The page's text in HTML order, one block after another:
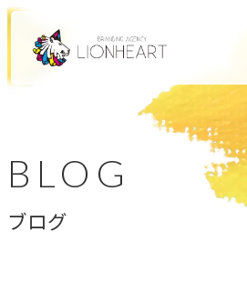
私たちの独自性
私たちは独自のメソッドと理念経営
視したアプローチで、お客様のビジ
BLOG
ブログ